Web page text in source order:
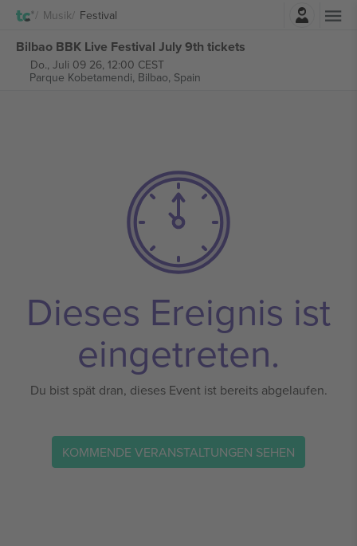
Musik Festival
Bilbao BBK Live Festival July 9th tickets
Do., Juli 09 26, 12:00 CEST
Parque Kobetamendi, Bilbao, Spain
Dieses Ereignis ist
eingetreten.
Du bist spät dran, dieses Event ist bereits abgelaufen.
KOMMENDE VERANSTALTUNGEN SEHEN